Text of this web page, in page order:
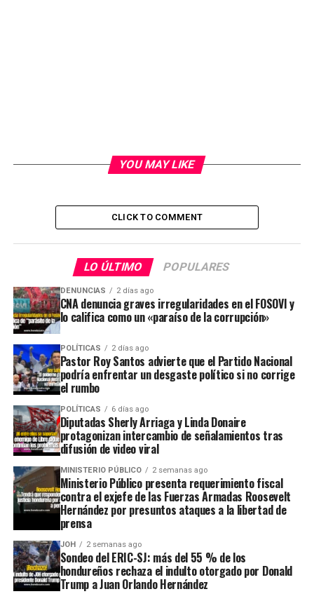
YOU MAY LIKE
CLICK TO COMMENT
LO ÚLTIMO POPULARES
DENUNCIAS 2 días ago
CNA denuncia graves irregularidades en el FOSOVI y
lo califica como un «paraíso de la corrupción»
POLÍTICAS 2 días ago
Pastor Roy Santos advierte que el Partido Nacional
podría enfrentar un desgaste político si no corrige
el rumbo
POLÍTICAS 6 días ago
Diputadas Sherly Arriaga y Linda Donaire
protagonizan intercambio de señalamientos tras
difusión de video viral
MINISTERIO PÚBLICO 2 semanas ago
Ministerio Público presenta requerimiento fiscal
contra el exjefe de las Fuerzas Armadas Roosevelt
Hernández por presuntos ataques a la libertad de
prensa
JOH 2 semanas ago
Sondeo del ERIC-SJ: más del 55 % de los
hondureños rechaza el indulto otorgado por Donald
Trump a Juan Orlando Hernández